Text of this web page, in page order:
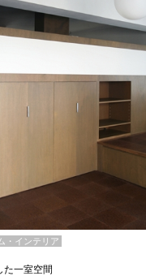
・インテリア
た一室空間